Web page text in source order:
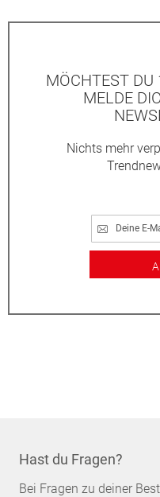
MÖCHTEST DU
MELDE
Nichts mehr
Hast du Fragen?
Bei Fragen zu deiner